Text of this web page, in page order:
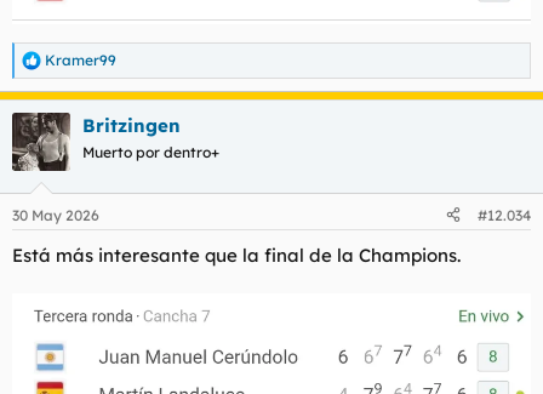
R
e
c
c
i
e
:
Kramer99
Britzingen
Muerto por dentro+
30 May 2026 #12.034
Está más interesante que la final de la Champions.